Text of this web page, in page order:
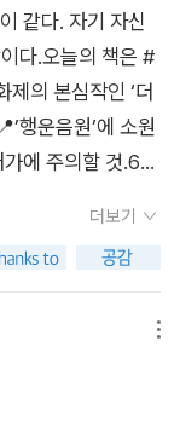
디지털 시대를 살
이티브의 욕망과
아낸 미스터리 동
과 결과를 파악해
있는 책으로초등
책을 제공해주신
#김지인 #비룡소
노사피엔스 #추
추천도서 #책추
포포리 #20250
같다. 자기 자신
다.오늘의 책은 #
제의 본심작인 ‘더
행운음원’에 소원
에 주의할 것.6학
연예인의 자녀이
, 유나는 SNS를
자 수를 올려달라
까요.구독자수가
꾸게 됩니다.그런
영상에 나오는
더보기